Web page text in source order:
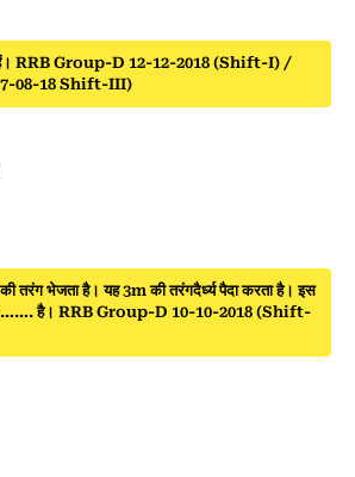
हैं। RRB Group-D 12-12-2018 (Shift-I) /
08-18 Shift-III)
तरंग भेजता है। यह 3m की तरंगदैर्ध्य पैदा करता है। इस
……. है। RRB Group-D 10-10-2018 (Shift-